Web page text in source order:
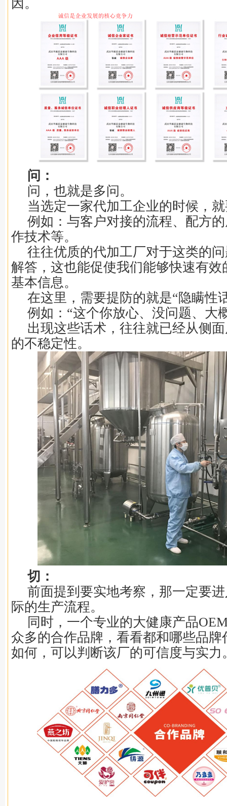
因。
问：
问，也就是多问。
当选定一家代加工企业的时候，
例如：与客户对接的流程、配方
作技术等。
往往优质的代加工厂对于这类的
解答，这也能促使我们能够快速有效
基本信息。
在这里，需要提防的就是“隐瞒性
例如：“这个你放心、没问题、
出现这些话术，往往就已经从侧
的不稳定性。
切：
前面提到要实地考察，那一定要
际的生产流程。
同时，一个专业的大健康产品
众多的合作品牌，看看都和哪些品
如何，可以判断该厂的可信度与实力